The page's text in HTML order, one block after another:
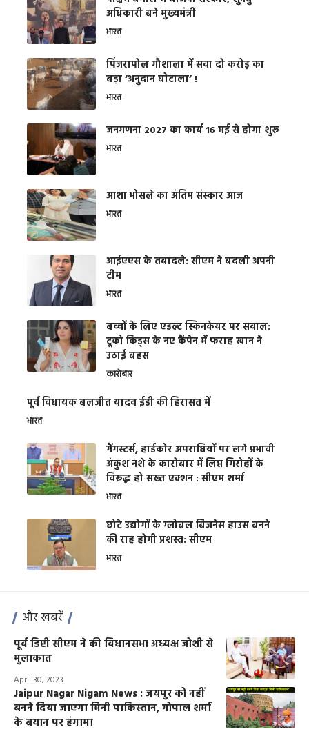
अधिकारी बने मुख्यमंत्री
भारत
​पिंजरापोल गौशाला में सवा दो करोड़ का
बड़ा ‘अनुदान घोटाला’ !
भारत
जनगणना 2027 का कार्य 16 मई से होगा शुरू
भारत
आशा भोसले का अंतिम संस्कार आज
भारत
आईएएस के तबादले: सीएम ने बदली अपनी
टीम
भारत
बच्चों के लिए एडल्ट स्किनकेयर पर सवाल:
टूको किड्स के नए कैंपेन में फराह खान ने
उठाई बहस
कारोबार
पूर्व विधायक बलजीत यादव ईडी की हिरासत में
भारत
गैंगस्टर्स, हार्डकोर अपराधियों पर लगे प्रभावी
अंकुश नशे के कारोबार में लिप्त गिरोहों के
विरूद्ध हो सख्त एक्शन : सीएम शर्मा
भारत
छोटे उद्योगों के ग्लोबल बिजनेस हाउस बनने
की राह होगी प्रशस्त: सीएम
भारत
और खबरें
पूर्व डिप्टी सीएम ने की विधानसभा अध्यक्ष जोशी से
मुलाकात
April 30, 2023
Jaipur Nagar Nigam News : जयपुर को नहीं
बनने दिया जाएगा मिनी पाकिस्तान, गोपाल शर्मा
के बयान पर हंगामा